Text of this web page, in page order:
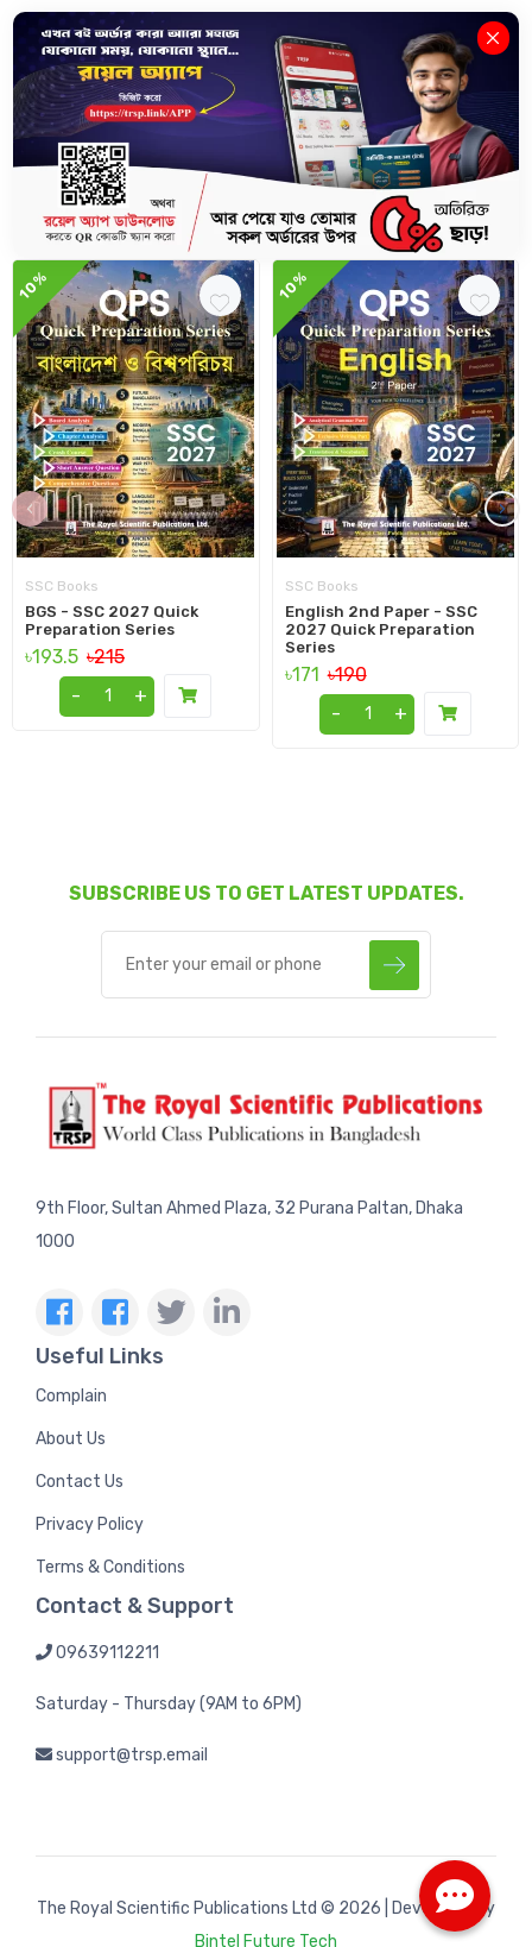
Description Review(0) Delivery & Return
Related Books
10%
SSC Books
BGS - SSC 2027 Quick
Preparation Series
৳193.5 ৳215
-
+
10%
SSC Books
English 2nd Paper - SSC
2027 Quick Preparation
Series
৳171 ৳190
-
+
‹ ›
SUBSCRIBE US TO GET LATEST UPDATES.
9th Floor, Sultan Ahmed Plaza, 32 Purana Paltan, Dhaka
1000
Useful Links
Complain
About Us
Contact Us
Privacy Policy
Terms & Conditions
Contact & Support
09639112211
Saturday - Thursday (9AM to 6PM)
support@trsp.email
The Royal Scientific Publications Ltd © 2026 | Developed by
Bintel Future Tech